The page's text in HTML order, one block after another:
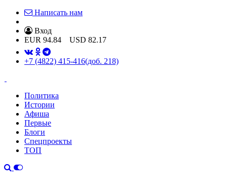
Написать нам
Вход
EUR 94.84 USD 82.17
+7 (4822) 415-416(доб. 218)
Политика
Истории
Афиша
Первые
Блоги
Спецпроекты
ТОП